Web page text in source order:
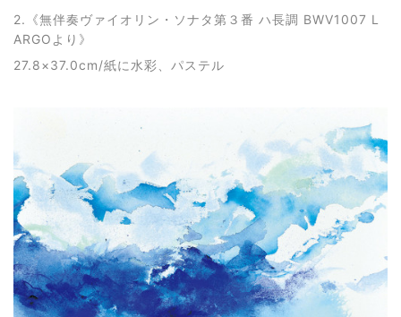
2.《無伴奏ヴァイオリン・ソナタ第３番 ハ長調 BWV1007 L
ARGOより 》
27.8×37.0cm/紙に水彩、パステル